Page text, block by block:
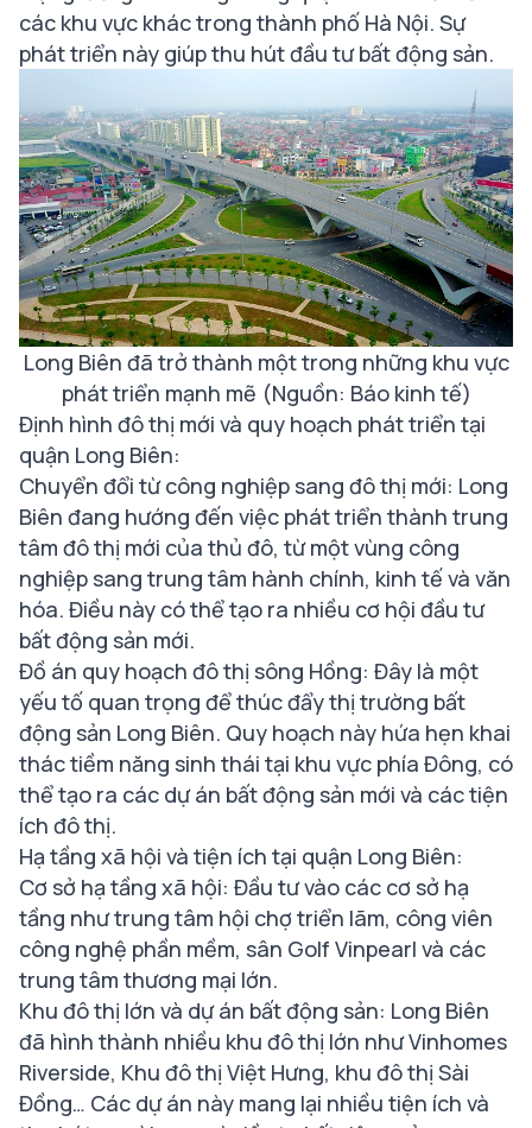
các khu vực khác trong thành phố Hà Nội. Sự
phát triển này giúp thu hút đầu tư bất động sản.
Long Biên đã trở thành một trong những khu vực
phát triển mạnh mẽ (Nguồn: Báo kinh tế)
Định hình đô thị mới và quy hoạch phát triển tại
quận Long Biên:
Chuyển đổi từ công nghiệp sang đô thị mới: Long
Biên đang hướng đến việc phát triển thành trung
tâm đô thị mới của thủ đô, từ một vùng công
nghiệp sang trung tâm hành chính, kinh tế và văn
hóa. Điều này có thể tạo ra nhiều cơ hội đầu tư
bất động sản mới.
Đồ án quy hoạch đô thị sông Hồng: Đây là một
yếu tố quan trọng để thúc đẩy thị trường bất
động sản Long Biên. Quy hoạch này hứa hẹn khai
thác tiềm năng sinh thái tại khu vực phía Đông, có
thể tạo ra các dự án bất động sản mới và các tiện
ích đô thị.
Hạ tầng xã hội và tiện ích tại quận Long Biên:
Cơ sở hạ tầng xã hội: Đầu tư vào các cơ sở hạ
tầng như trung tâm hội chợ triển lãm, công viên
công nghệ phần mềm, sân Golf Vinpearl và các
trung tâm thương mại lớn.
Khu đô thị lớn và dự án bất động sản: Long Biên
đã hình thành nhiều khu đô thị lớn như Vinhomes
Riverside, Khu đô thị Việt Hưng, khu đô thị Sài
Đồng… Các dự án này mang lại nhiều tiện ích và